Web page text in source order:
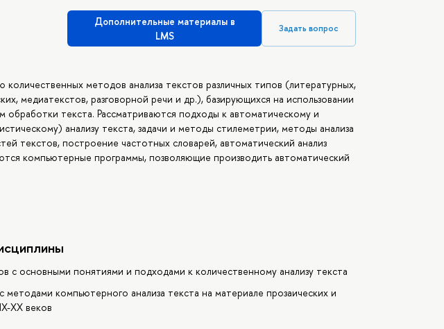
Дополнительные материалы в
LMS
Задать вопрос
количественных методов анализа текстов различных типов (литературных,
медиатекстов, разговорной речи и др.), базирующихся на использовании
обработки текста. Рассматриваются подходы к автоматическому и
анализу текста, задачи и методы стилеметрии, методы анализа
текстов, построение частотных словарей, автоматический анализ
компьютерные программы, позволяющие производить автоматический
с основными понятиями и подходами к количественному анализу текста
методами компьютерного анализа текста на материале прозаических и
XX веков